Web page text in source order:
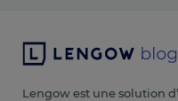
Lengow est une solution